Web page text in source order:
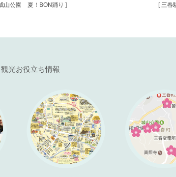
山公園 夏！BON踊り ] [ 三春
光お役立ち情報